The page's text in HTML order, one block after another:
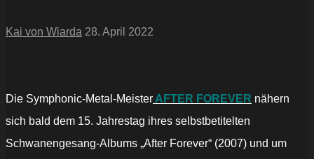
Kai von Wiarda 28. April 2022
Die Symphonic-Metal-Meister AFTER FOREVER nähern
sich bald dem 15. Jahrestag ihres selbstbetitelten
Schwanengesang-Albums „After Forever“ (2007) und um